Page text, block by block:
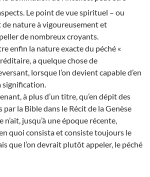
Le point de vue spirituel – ou
de nature à vigoureusement et
de nombreux croyants.
enfin la nature exacte du péché «
a quelque chose de
lorsque l’on devient capable d’en
à plus d’un titre, qu’en dépit des
la Bible dans le Récit de la Genèse
jusqu’à une époque récente,
quoi consista et consiste toujours le
que l’on devrait plutôt appeler, le péché